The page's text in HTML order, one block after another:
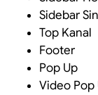
Sidebar
Top Kanal
Footer
Pop Up
Video Pop